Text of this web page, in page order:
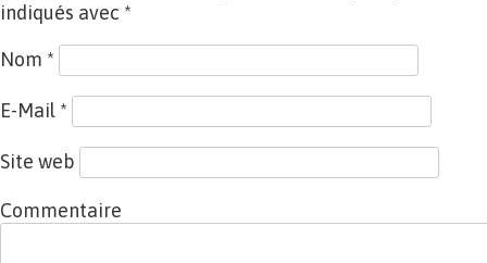
indiqués avec *
Nom *
E-Mail *
Site web
Commentaire